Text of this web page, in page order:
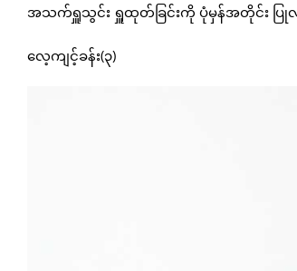
အသက်ရှူသွင်း ရှူထုတ်ခြင်းကို ပုံမှန်အတိုင်း ပြုလု
လေ့ကျင့်ခန်း(၃)